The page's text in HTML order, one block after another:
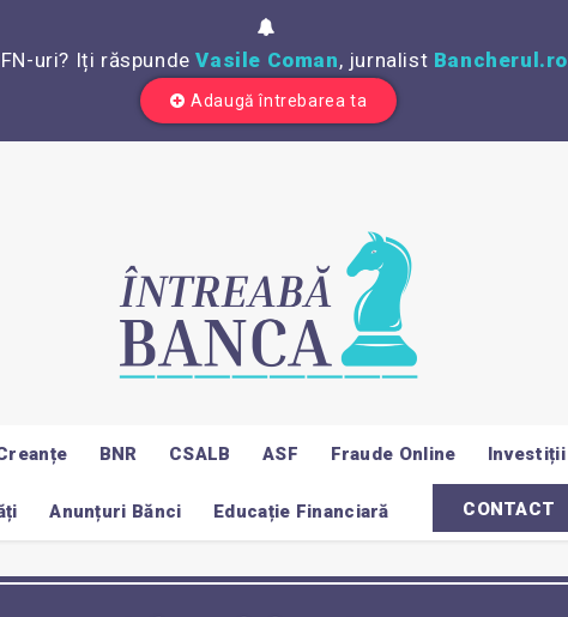
uri? Iți răspundeVasile Coman, jurnalist Bancherul.ro
Adaugă întrebarea ta
BNR CSALB ASF Fraude Online Investiții
Anunțuri Bănci Educație Financiară CONTACT